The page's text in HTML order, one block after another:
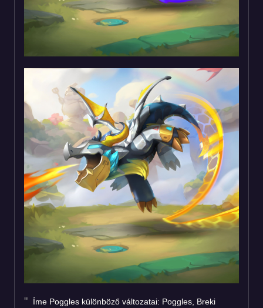
Íme Poggles különböző változatai: Poggles, Breki